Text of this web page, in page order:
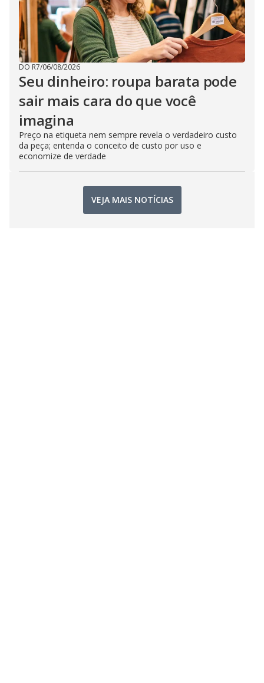
DO R7/06/08/2026
Seu dinheiro: roupa barata pode
sair mais cara do que você
imagina
Preço na etiqueta nem sempre revela o verdadeiro custo
da peça; entenda o conceito de custo por uso e
economize de verdade
VEJA MAIS NOTÍCIAS